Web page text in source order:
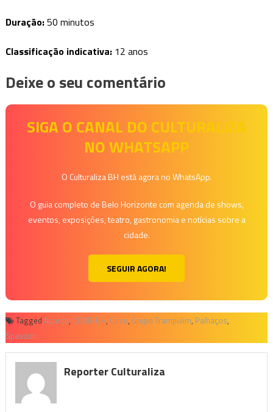
Duração:50 minutos
Classificação indicativa:12 anos
Deixe o seu comentário
SIGA O CANAL DO CULTURALIZA
NO WHATSAPP
O Culturaliza BH está agora no WhatsApp.
O guia completo de Belo Horizonte com agenda de shows,
eventos, exposições, teatro, gastronomia e notícias sobre a
cidade.
SEGUIR AGORA!
Tagged Acorda, CCBB-BH, Circo, Grupo Trampulim, Palhaços,
Spasson
Reporter Culturaliza